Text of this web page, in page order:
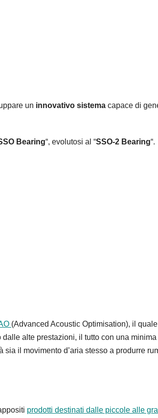
un innovativo sistema capace di
Bearing“, evolutosi al “SSO-2 Bearing“.
(Advanced Acoustic Optimisation), il
alte prestazioni, il tutto con una minima
il movimento d’aria stesso a produrre
prodotti destinati dalle piccole alle